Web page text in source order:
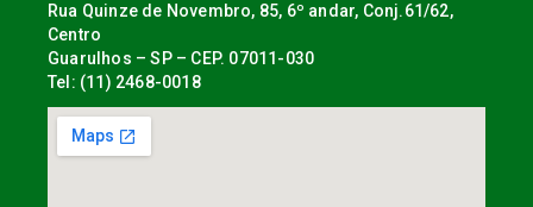
Rua Quinze de Novembro, 85, 6º andar, Conj.61/62,
Centro
Guarulhos – SP – CEP. 07011-030
Tel: (11) 2468-0018